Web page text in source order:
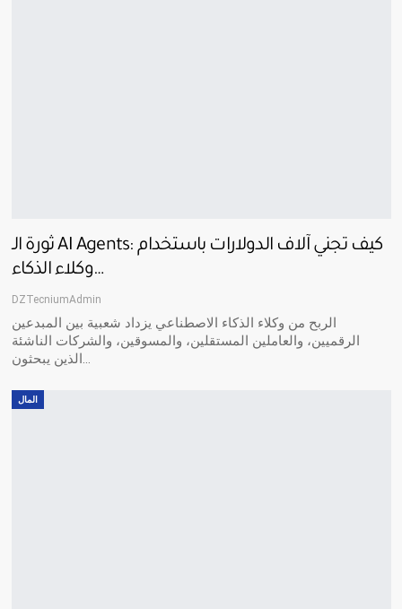
ثورة الـ AI Agents: كيف تجني آلاف الدولارات باستخدام
وكلاء الذكاء…
DZTecniumAdmin
الربح من وكلاء الذكاء الاصطناعي يزداد شعبية بين المبدعين
الرقميين، والعاملين المستقلين، والمسوقين، والشركات الناشئة
الذين يبحثون…
المال